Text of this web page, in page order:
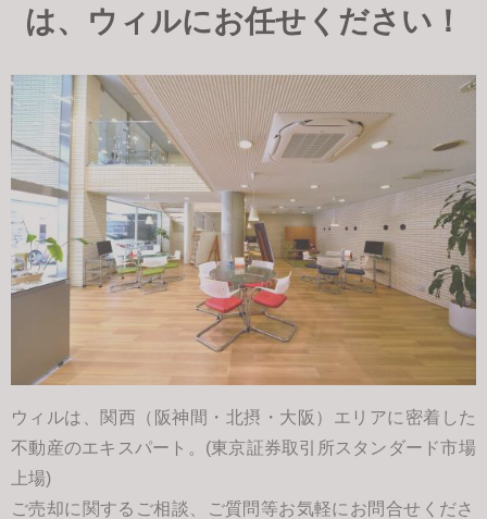
は、ウィルにお任せください！
ウィルは、関西（阪神間・北摂・大阪）エリアに密着した
不動産のエキスパート。(東京証券取引所スタンダード市場
上場)
ご売却に関するご相談、ご質問等お気軽にお問合せくださ